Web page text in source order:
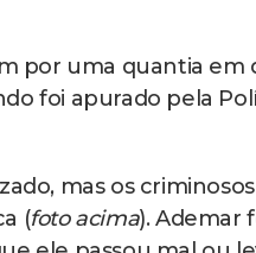
por uma quantia
foi apurado pela
mas os
(foto acima). Ademar